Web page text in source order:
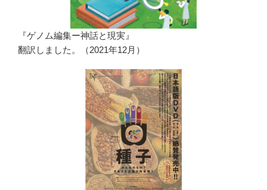
『ゲノム編集ー神話と現実』
翻訳しました。（2021年12月）